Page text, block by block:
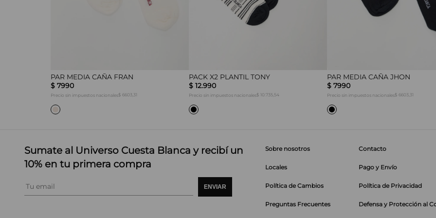
PAR MEDIA CAÑA FRAN
$ 7990
Precio sin impuestos nacionales$ 6603,31
PACK X2 PLANTIL TONY
$ 12.990
Precio sin impuestos nacionales$ 10.735,54
PAR MEDIA CAÑA JHON
$ 7990
Precio sin impuestos nacionales$ 6603,31
Sumate al Universo Cuesta Blanca y recibí un
10% en tu primera compra
ENVIAR
Sobre nosotros Contacto
Locales Pago y Envío
Política de Cambios Política de Privacidad
Preguntas Frecuentes Defensa y Protección al